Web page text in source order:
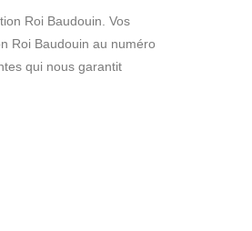
Roi Baudouin. Vos
Roi Baudouin au numéro
qui nous garantit